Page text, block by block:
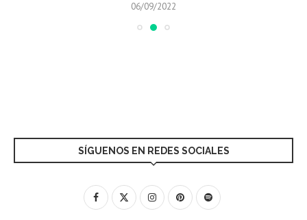
06/09/2022
SÍGUENOS EN REDES SOCIALES